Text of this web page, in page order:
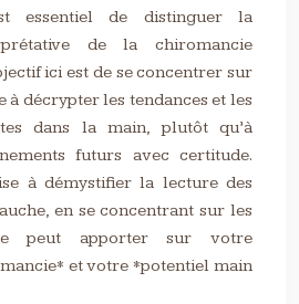
essentiel de distinguer la
de la chiromancie
ici est de se concentrer sur
à décrypter les tendances et les
dans la main, plutôt qu’à
futurs avec certitude.
à démystifier la lecture des
en se concentrant sur les
peut apporter sur votre
et votre *potentiel main